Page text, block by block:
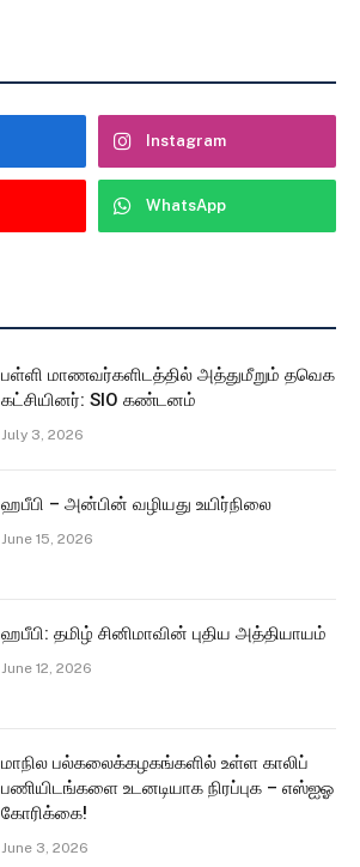
Instagram
WhatsApp
பள்ளி மாணவர்களிடத்தில் அத்துமீறும் தவெக
கட்சியினர்: SIO கண்டனம்
July 3, 2026
ஹபீபி – அன்பின் வழியது உயிர்நிலை
June 15, 2026
ஹபீபி: தமிழ் சினிமாவின் புதிய அத்தியாயம்
June 12, 2026
மாநில பல்கலைக்கழகங்களில் உள்ள காலிப்
பணியிடங்களை உடனடியாக நிரப்புக – எஸ்ஐஓ
கோரிக்கை!
June 3, 2026